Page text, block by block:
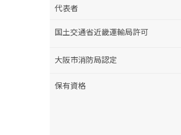
代表者
国土交通省近畿運輸局許可
大阪市消防局認定
保有資格